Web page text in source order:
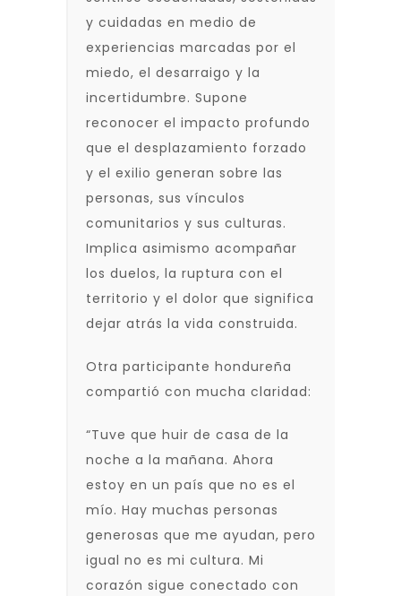
y cuidadas en medio de
experiencias marcadas por el
miedo, el desarraigo y la
incertidumbre. Supone
reconocer el impacto profundo
que el desplazamiento forzado
y el exilio generan sobre las
personas, sus vínculos
comunitarios y sus culturas.
Implica asimismo acompañar
los duelos, la ruptura con el
territorio y el dolor que significa
dejar atrás la vida construida.
Otra participante hondureña
compartió con mucha claridad:
“Tuve que huir de casa de la
noche a la mañana. Ahora
estoy en un país que no es el
mío. Hay muchas personas
generosas que me ayudan, pero
igual no es mi cultura. Mi
corazón sigue conectado con